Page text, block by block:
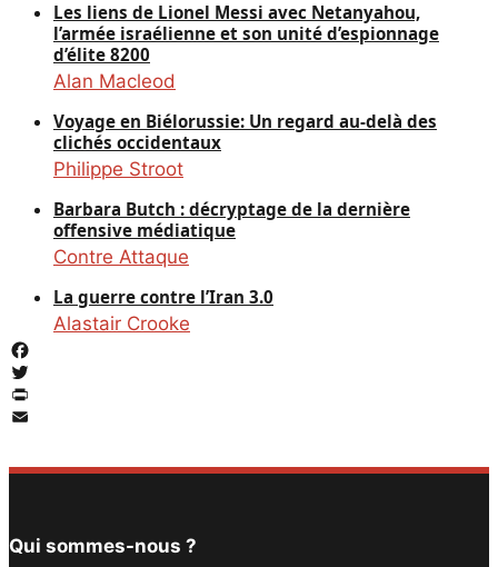
Les liens de Lionel Messi avec Netanyahou,
l’armée israélienne et son unité d’espionnage
d’élite 8200
Alan Macleod
Voyage en Biélorussie: Un regard au-delà des
clichés occidentaux
Philippe Stroot
Barbara Butch : décryptage de la dernière
offensive médiatique
Contre Attaque
La guerre contre l’Iran 3.0
Alastair Crooke
Facebook
Twitter
PrintFriendly
Qui sommes-nous ?